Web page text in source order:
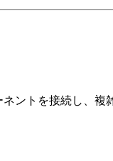
ントを接続し、複